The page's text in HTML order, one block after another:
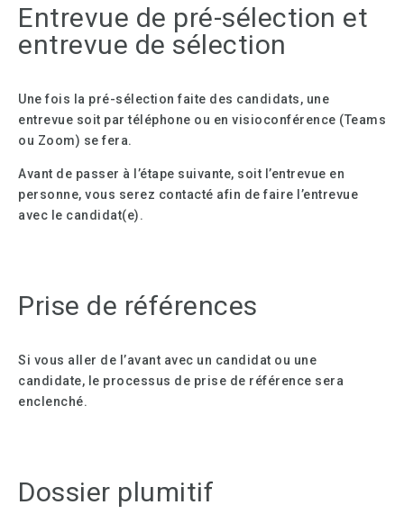
Entrevue de pré-sélection et
entrevue de sélection
Une fois la pré-sélection faite des candidats, une
entrevue soit par téléphone ou en visioconférence (Teams
ou Zoom) se fera.
Avant de passer à l’étape suivante, soit l’entrevue en
personne, vous serez contacté afin de faire l’entrevue
avec le candidat(e).
Prise de références
Si vous aller de l’avant avec un candidat ou une
candidate, le processus de prise de référence sera
enclenché.
Dossier plumitif